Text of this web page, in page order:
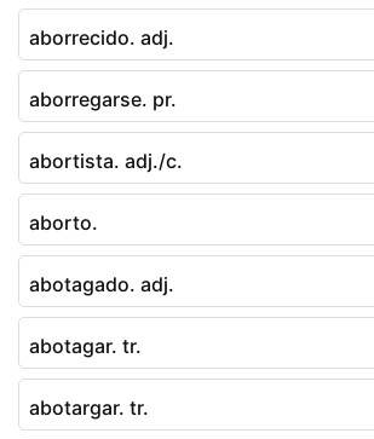
aborrecido. adj.
aborregarse. pr.
abortista. adj./c.
aborto.
abotagado. adj.
abotagar. tr.
abotargar. tr.